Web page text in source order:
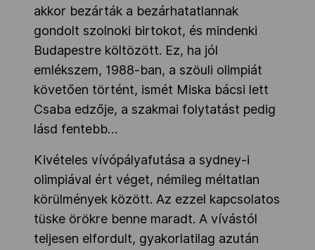
akkor bezárták a bezárhatatlannak
gondolt szolnoki birtokot, és mindenki
Budapestre költözött. Ez, ha jól
emlékszem, 1988-ban, a szöuli olimpiát
követően történt, ismét Miska bácsi lett
Csaba edzője, a szakmai folytatást pedig
lásd fentebb…
Kivételes vívópályafutása a sydney-i
olimpiával ért véget, némileg méltatlan
körülmények között. Az ezzel kapcsolatos
tüske örökre benne maradt. A vívástól
teljesen elfordult, gyakorlatilag azután